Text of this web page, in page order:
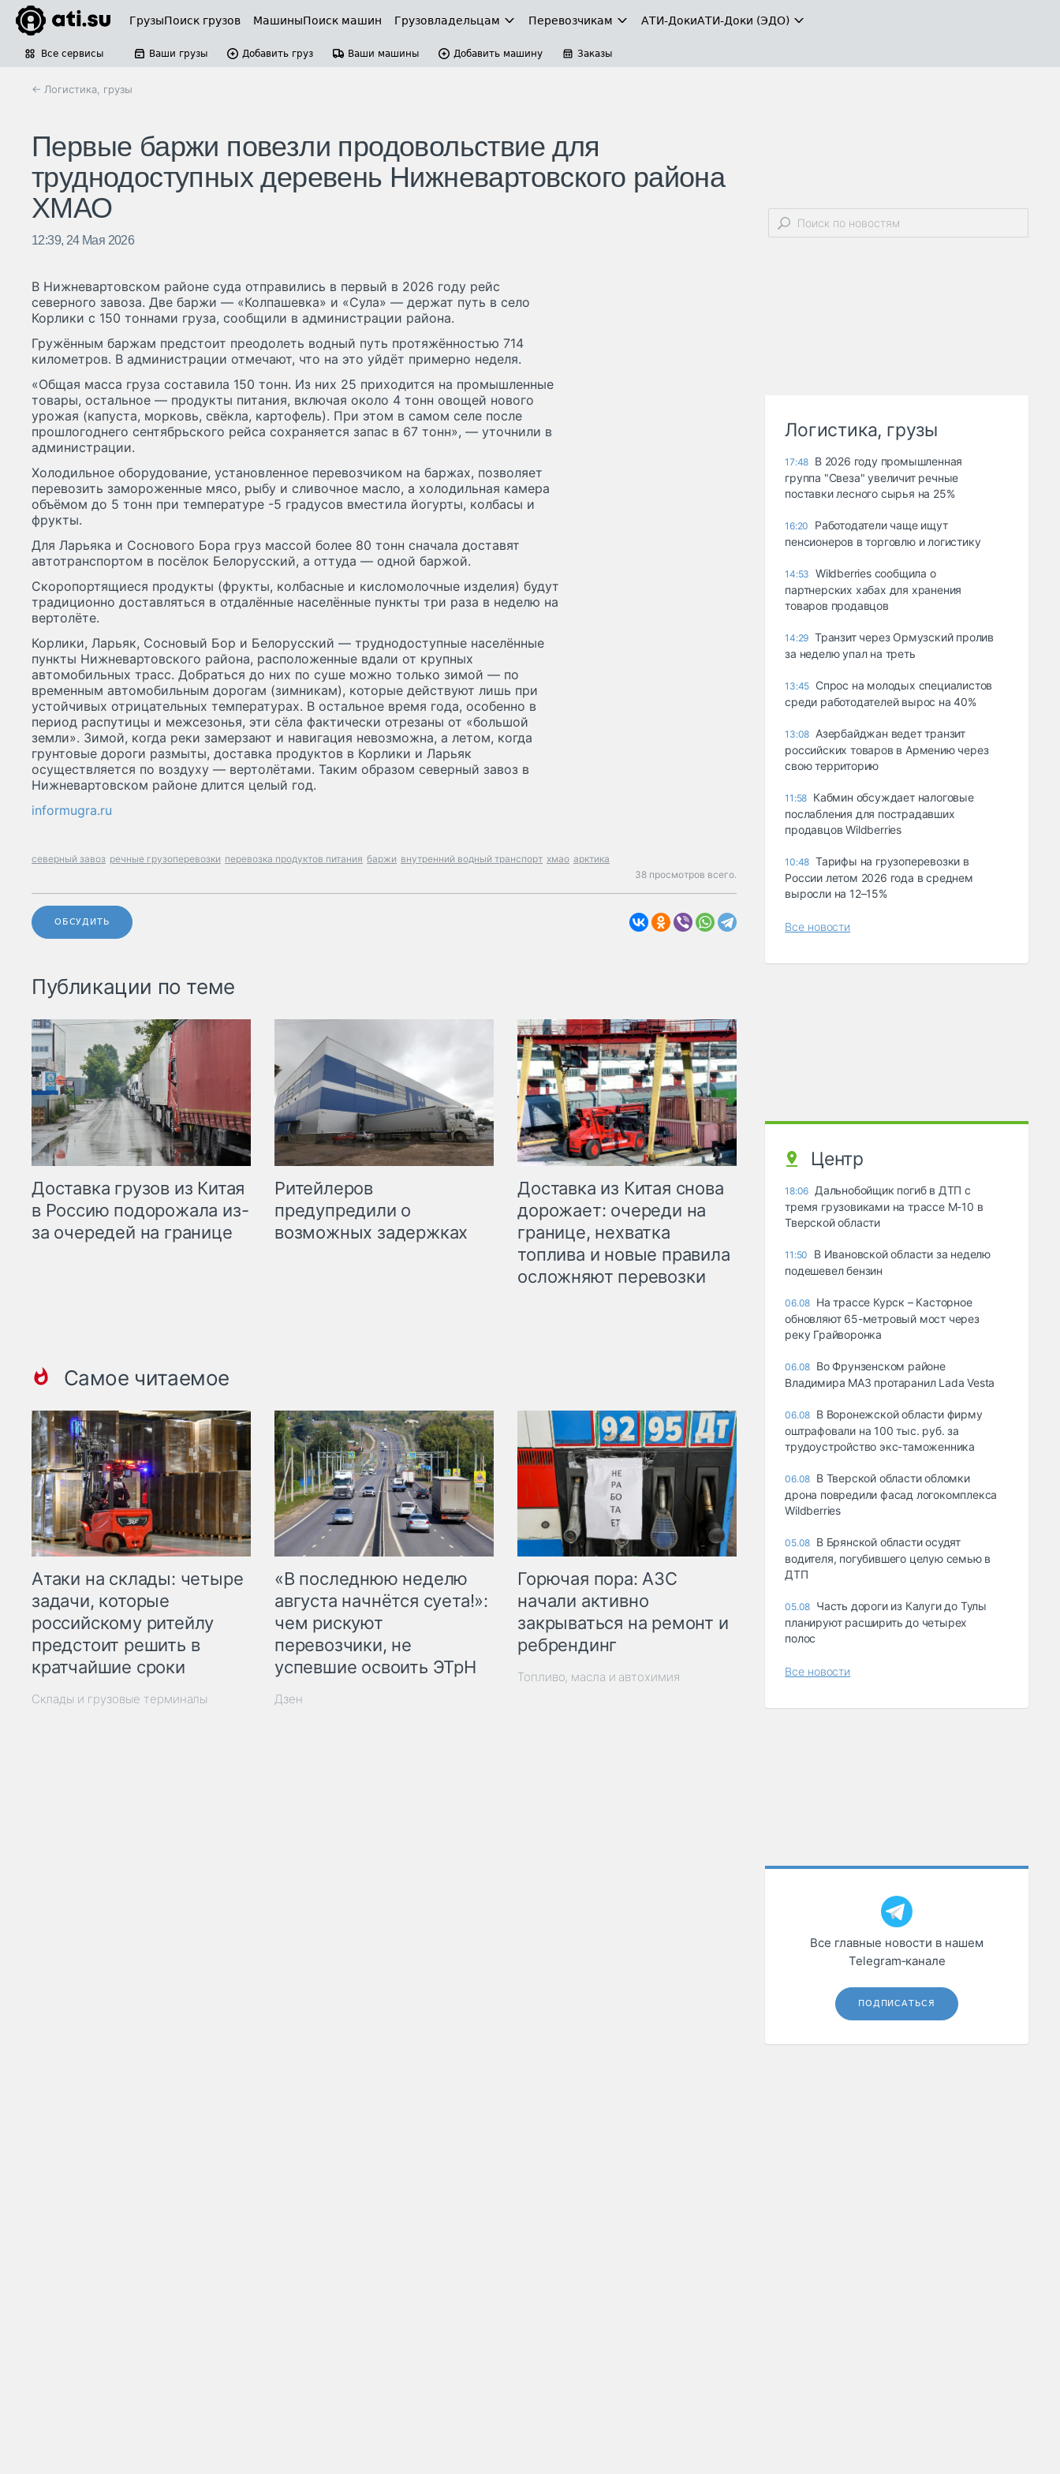
ГрузыПоиск грузов МашиныПоиск машин Грузовладельцам Перевозчикам АТИ-ДокиАТИ-Доки (ЭДО)
Все сервисы Ваши грузы Добавить груз Ваши машины Добавить машину Заказы
← Логистика, грузы
Первые баржи повезли продовольствие для
труднодоступных деревень Нижневартовского района
ХМАО
12:39, 24 Мая 2026
В Нижневартовском районе суда отправились в первый в 2026 году рейс
северного завоза. Две баржи — «Колпашевка» и «Сула» — держат путь в село
Корлики с 150 тоннами груза, сообщили в администрации района.
Гружённым баржам предстоит преодолеть водный путь протяжённостью 714
километров. В администрации отмечают, что на это уйдёт примерно неделя.
«Общая масса груза составила 150 тонн. Из них 25 приходится на промышленные
товары, остальное — продукты питания, включая около 4 тонн овощей нового
урожая (капуста, морковь, свёкла, картофель). При этом в самом селе после
прошлогоднего сентябрьского рейса сохраняется запас в 67 тонн», — уточнили в
администрации.
Холодильное оборудование, установленное перевозчиком на баржах, позволяет
перевозить замороженные мясо, рыбу и сливочное масло, а холодильная камера
объёмом до 5 тонн при температуре -5 градусов вместила йогурты, колбасы и
фрукты.
Для Ларьяка и Соснового Бора груз массой более 80 тонн сначала доставят
автотранспортом в посёлок Белорусский, а оттуда — одной баржой.
Скоропортящиеся продукты (фрукты, колбасные и кисломолочные изделия) будут
традиционно доставляться в отдалённые населённые пункты три раза в неделю на
вертолёте.
Корлики, Ларьяк, Сосновый Бор и Белорусский — труднодоступные населённые
пункты Нижневартовского района, расположенные вдали от крупных
автомобильных трасс. Добраться до них по суше можно только зимой — по
временным автомобильным дорогам (зимникам), которые действуют лишь при
устойчивых отрицательных температурах. В остальное время года, особенно в
период распутицы и межсезонья, эти сёла фактически отрезаны от «большой
земли». Зимой, когда реки замерзают и навигация невозможна, а летом, когда
грунтовые дороги размыты, доставка продуктов в Корлики и Ларьяк
осуществляется по воздуху — вертолётами. Таким образом северный завоз в
Нижневартовском районе длится целый год.
informugra.ru
северный завоз речные грузоперевозки перевозка продуктов питания баржи внутренний водный транспорт хмао арктика
38 просмотров всего.
ОБСУДИТЬ
Публикации по теме
Доставка грузов из Китая
в Россию подорожала из-
за очередей на границе
Ритейлеров
предупредили о
возможных задержках
Доставка из Китая снова
дорожает: очереди на
границе, нехватка
топлива и новые правила
осложняют перевозки
Самое читаемое
Атаки на склады: четыре
задачи, которые
российскому ритейлу
предстоит решить в
кратчайшие сроки
Склады и грузовые терминалы
«В последнюю неделю
августа начнётся суета!»:
чем рискуют
перевозчики, не
успевшие освоить ЭТрН
Дзен
Горючая пора: АЗС
начали активно
закрываться на ремонт и
ребрендинг
Топливо, масла и автохимия
Логистика, грузы
17:48 В 2026 году промышленная
группа "Свеза" увеличит речные
поставки лесного сырья на 25%
16:20
Работодатели чаще ищут
пенсионеров в торговлю и логистику
14:53
Wildberries сообщила о
партнерских хабах для хранения
товаров продавцов
14:29 Транзит через Ормузский пролив
за неделю упал на треть
13:45 Спрос на молодых специалистов
среди работодателей вырос на 40%
13:08 Азербайджан ведет транзит
российских товаров в Армению через
свою территорию
11:58 Кабмин обсуждает налоговые
послабления для пострадавших
продавцов Wildberries
10:48 Тарифы на грузоперевозки в
России летом 2026 года в среднем
выросли на 12–15%
Все новости
Центр
18:06 Дальнобойщик погиб в ДТП с
тремя грузовиками на трассе М-10 в
Тверской области
11:50
В Ивановской области за неделю
подешевел бензин
06.08 На трассе Курск – Касторное
обновляют 65-метровый мост через
реку Грайворонка
06.08 Во Фрунзенском районе
Владимира МАЗ протаранил Lada Vesta
06.08 В Воронежской области фирму
оштрафовали на 100 тыс. руб. за
трудоустройство экс-таможенника
06.08 В Тверской области обломки
дрона повредили фасад логокомплекса
Wildberries
05.08 В Брянской области осудят
водителя, погубившего целую семью в
ДТП
05.08 Часть дороги из Калуги до Тулы
планируют расширить до четырех
полос
Все новости
Все главные новости в нашем
Telegram‑канале
ПОДПИСАТЬСЯ